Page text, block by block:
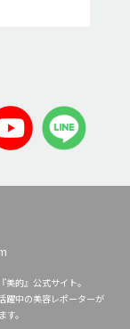
的』公式サイト。
躍中の美容レポーターが
。